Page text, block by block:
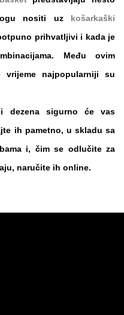
nositi uz košarkaški
prihvatljivi i kada je
Među ovim
vrijeme najpopularniji su
i dezena sigurno će vas
ih pametno, u skladu sa
i, čim se odlučite za
naručite ih online.